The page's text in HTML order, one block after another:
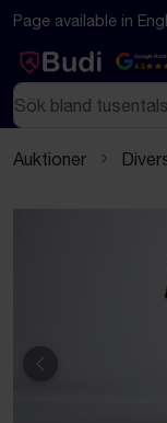
Hoppa till innehåll
Textbaserad
Page available in
Google
4.5
Sök
Auktioner
Föregående